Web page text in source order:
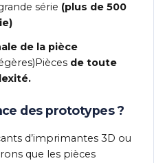
série (plus de 500
de la pièce
de toute
des prototypes ?
d’imprimantes 3D ou
que les pièces